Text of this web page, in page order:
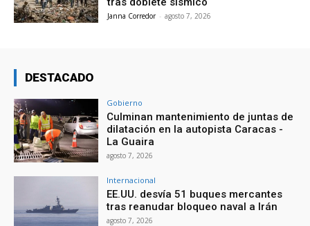
Janna Corredor - agosto 7, 2026
DESTACADO
Gobierno
Culminan mantenimiento de juntas de
dilatación en la autopista Caracas -
La Guaira
agosto 7, 2026
Internacional
EE.UU. desvía 51 buques mercantes
tras reanudar bloqueo naval a Irán
agosto 7, 2026